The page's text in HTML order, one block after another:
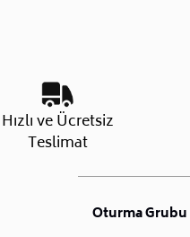
Hızlı ve Ücretsiz
Teslimat
Oturma Grubu